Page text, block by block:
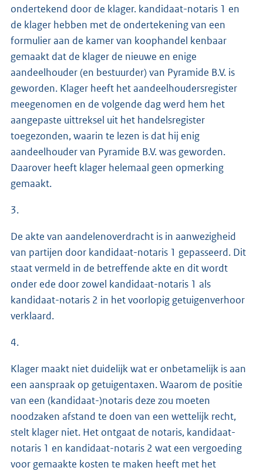
ondertekend door de klager. kandidaat-notaris 1 en
de klager hebben met de ondertekening van een
formulier aan de kamer van koophandel kenbaar
gemaakt dat de klager de nieuwe en enige
aandeelhouder (en bestuurder) van Pyramide B.V. is
geworden. Klager heeft het aandeelhoudersregister
meegenomen en de volgende dag werd hem het
aangepaste uittreksel uit het handelsregister
toegezonden, waarin te lezen is dat hij enig
aandeelhouder van Pyramide B.V. was geworden.
Daarover heeft klager helemaal geen opmerking
gemaakt.
3.
De akte van aandelenoverdracht is in aanwezigheid
van partijen door kandidaat-notaris 1 gepasseerd. Dit
staat vermeld in de betreffende akte en dit wordt
onder ede door zowel kandidaat-notaris 1 als
kandidaat-notaris 2 in het voorlopig getuigenverhoor
verklaard.
4.
Klager maakt niet duidelijk wat er onbetamelijk is aan
een aanspraak op getuigentaxen. Waarom de positie
van een (kandidaat-)notaris deze zou moeten
noodzaken afstand te doen van een wettelijk recht,
stelt klager niet. Het ontgaat de notaris, kandidaat-
notaris 1 en kandidaat-notaris 2 wat een vergoeding
voor gemaakte kosten te maken heeft met het